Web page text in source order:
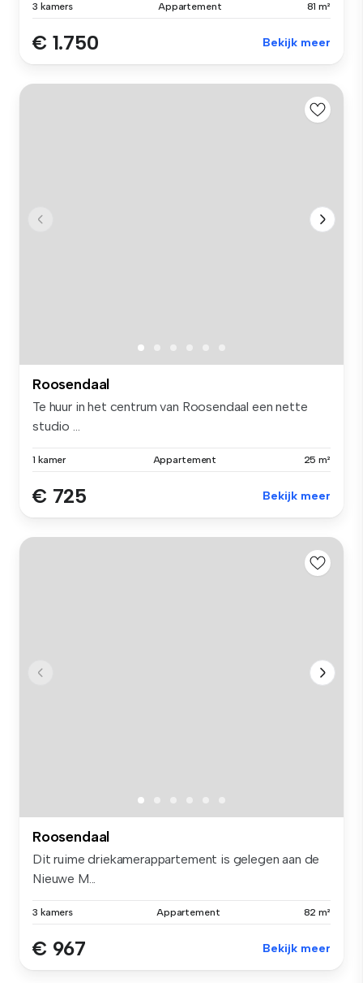
3 kamers Appartement 81 m²
€ 1.750 Bekijk meer
Roosendaal
Te huur in het centrum van Roosendaal een nette
studio ...
1 kamer Appartement 25 m²
€ 725 Bekijk meer
Roosendaal
Dit ruime driekamerappartement is gelegen aan de
Nieuwe M...
3 kamers Appartement 82 m²
€ 967 Bekijk meer